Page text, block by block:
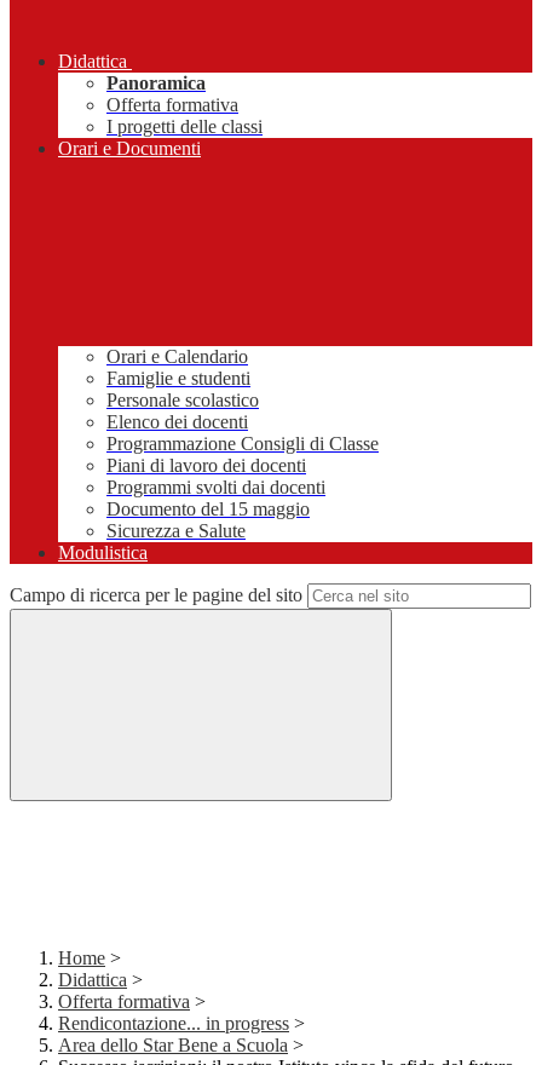
Didattica
Panoramica
Offerta formativa
I progetti delle classi
Orari e Documenti
Orari e Calendario
Famiglie e studenti
Personale scolastico
Elenco dei docenti
Programmazione Consigli di Classe
Piani di lavoro dei docenti
Programmi svolti dai docenti
Documento del 15 maggio
Sicurezza e Salute
Modulistica
Campo di ricerca per le pagine del sito
Home >
Didattica >
Offerta formativa >
Rendicontazione... in progress >
Area dello Star Bene a Scuola >